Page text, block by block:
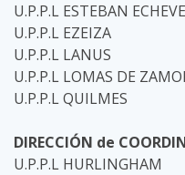
U.P.P.L ESTEBAN
U.P.P.L EZEIZA
U.P.P.L LANUS
U.P.P.L LOMAS DE
U.P.P.L QUILMES
DIRECCIÓN de
U.P.P.L HURLINGHAM